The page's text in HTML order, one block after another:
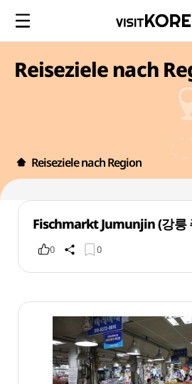
Reiseziele nach
Reiseziele nach Region
Fischmarkt Jumunjin (강릉
0 0